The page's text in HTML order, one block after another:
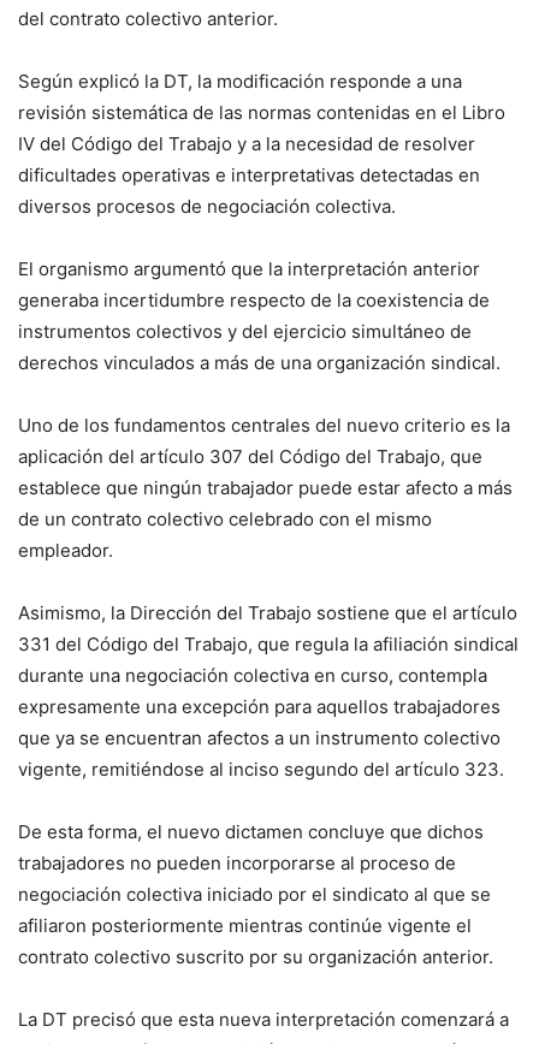
del contrato colectivo anterior.
Según explicó la DT, la modificación responde a una
revisión sistemática de las normas contenidas en el Libro
IV del Código del Trabajo y a la necesidad de resolver
dificultades operativas e interpretativas detectadas en
diversos procesos de negociación colectiva.
El organismo argumentó que la interpretación anterior
generaba incertidumbre respecto de la coexistencia de
instrumentos colectivos y del ejercicio simultáneo de
derechos vinculados a más de una organización sindical.
Uno de los fundamentos centrales del nuevo criterio es la
aplicación del artículo 307 del Código del Trabajo, que
establece que ningún trabajador puede estar afecto a más
de un contrato colectivo celebrado con el mismo
empleador.
Asimismo, la Dirección del Trabajo sostiene que el artículo
331 del Código del Trabajo, que regula la afiliación sindical
durante una negociación colectiva en curso, contempla
expresamente una excepción para aquellos trabajadores
que ya se encuentran afectos a un instrumento colectivo
vigente, remitiéndose al inciso segundo del artículo 323.
De esta forma, el nuevo dictamen concluye que dichos
trabajadores no pueden incorporarse al proceso de
negociación colectiva iniciado por el sindicato al que se
afiliaron posteriormente mientras continúe vigente el
contrato colectivo suscrito por su organización anterior.
La DT precisó que esta nueva interpretación comenzará a